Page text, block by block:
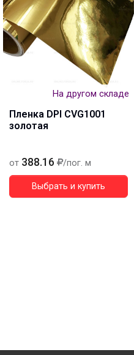
На другом складе
Пленка DPI CVG1001
золотая
от 388.16 /пог. м
Выбрать и купить